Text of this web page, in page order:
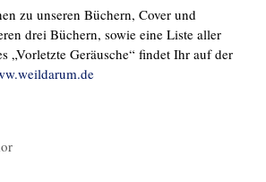
zu unseren Büchern, Cover und
drei Büchern, sowie eine Liste aller
„Vorletzte Geräusche“ findet Ihr auf der